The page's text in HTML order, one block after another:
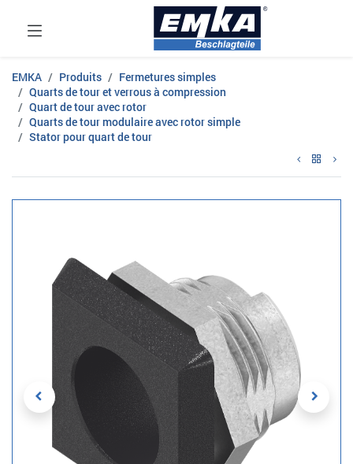
EMKA Produits
Fermetures simples
Quarts de tour et verrous à compression
Quart de tour avec rotor
Quarts de tour modulaire avec rotor simple
Stator pour quart de tour